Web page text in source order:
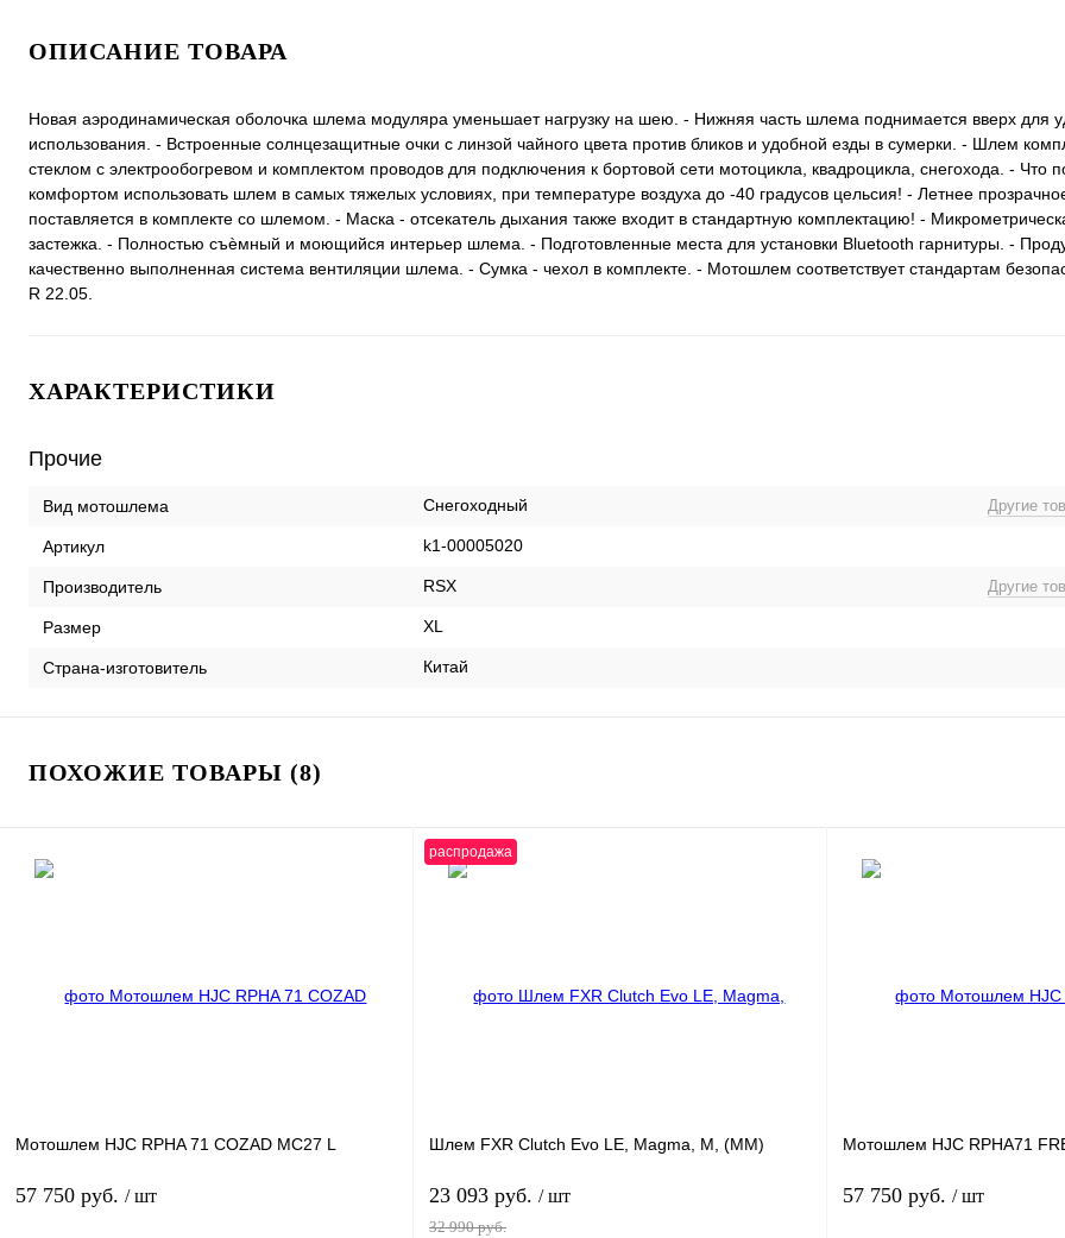
ОПИСАНИЕ ТОВАРА
Новая аэродинамическая оболочка шлема модуляра уменьшает нагрузку на шею. - Нижняя часть шлема поднимается вверх для
использования. - Встроенные солнцезащитные очки с линзой чайного цвета против бликов и удобной езды в сумерки. - Шлем
стеклом с электрообогревом и комплектом проводов для подключения к бортовой сети мотоцикла, квадроцикла, снегохода. - Что
комфортом использовать шлем в самых тяжелых условиях, при температуре воздуха до -40 градусов цельсия! - Летнее
поставляется в комплекте со шлемом. - Маска - отсекатель дыхания также входит в стандартную комплектацию! -
застежка. - Полностью съѐмный и моющийся интерьер шлема. - Подготовленные места для установки Bluetooth гарнитуры. -
качественно выполненная система вентиляции шлема. - Сумка - чехол в комплекте. - Мотошлем соответствует стандартам
R 22.05.
ХАРАКТЕРИСТИКИ
Прочие
Вид мотошлема Снегоходный Другие
Артикул k1-00005020
Производитель RSX Другие
Размер XL
Страна-изготовитель Китай
ПОХОЖИЕ ТОВАРЫ (8)
Мотошлем HJC RPHA 71 COZAD MC27 L
57 750 руб. / шт
распродажа
Шлем FXR Clutch Evo LE, Magma, M, (MM)
23 093 руб. / шт
32 990 руб.
Мотошлем HJC RPHA71
57 750 руб. / шт